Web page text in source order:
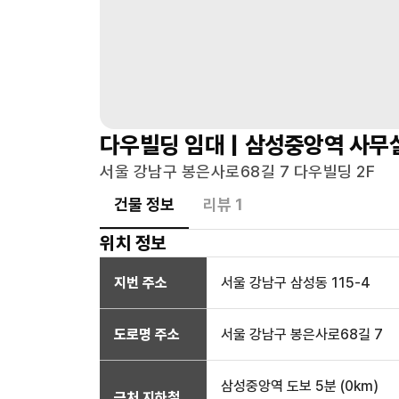
다우빌딩 임대 | 삼성중앙역 사무
서울 강남구 봉은사로68길 7 다우빌딩 2F
건물 정보
리뷰 1
위치 정보
지번 주소 서울 강남구 삼성동 115-4
도로명 주소 서울 강남구 봉은사로68길 7
삼성중앙역 도보 5분 (0km)